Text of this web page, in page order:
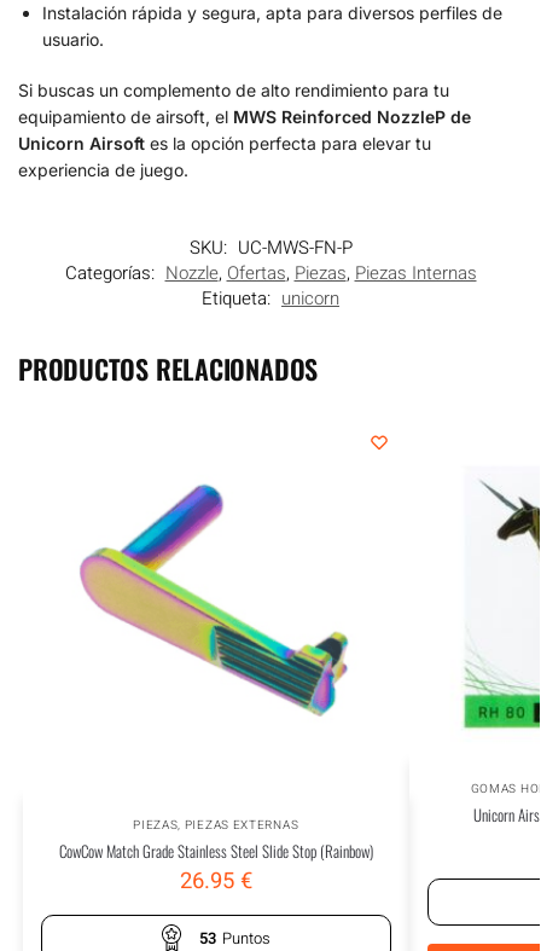
Instalación rápida y segura, apta para diversos perfiles de
usuario.
Si buscas un complemento de alto rendimiento para tu
equipamiento de airsoft, el MWS Reinforced NozzleP de
Unicorn Airsoft es la opción perfecta para elevar tu
experiencia de juego.
SKU: UC-MWS-FN-P
Categorías: Nozzle, Ofertas, Piezas, Piezas Internas
Etiqueta: unicorn
PRODUCTOS RELACIONADOS
PIEZAS, PIEZAS EXTERNAS
CowCow Match Grade Stainless Steel Slide Stop (Rainbow)
26.95€
53 Puntos
GOMAS
Unicorn